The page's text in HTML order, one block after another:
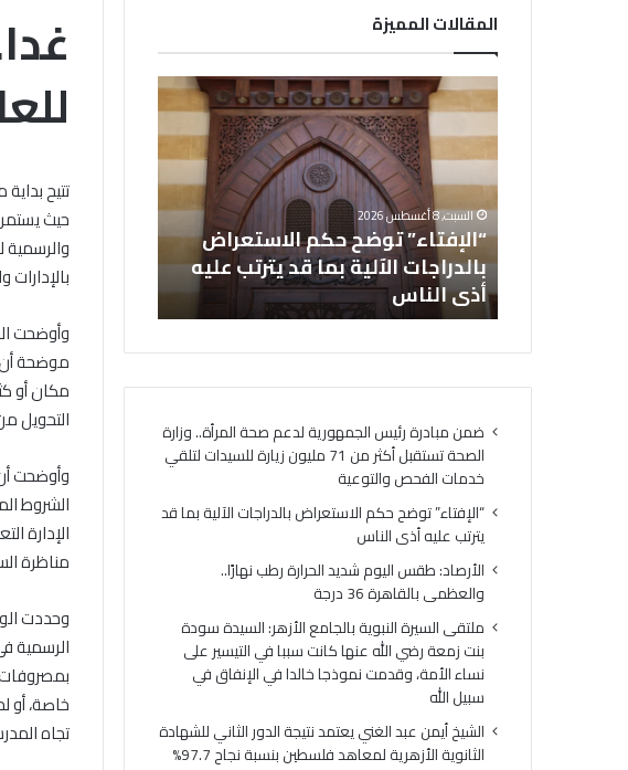
حيث
والرسمية
موضحة أن
مكان أو
التحويل
وأوضحت
الشروط
الإدارة
مناظرة
وحددت
الرسمية
خاصة، أو
تجاه
المقالات المميزة
“الإفتاء”
توضح
حكم
الاستعراض
بالدراجات
الآلية
بما
يترتب
عليه
أذى
السبت, 8 أغسطس 2026
“الإفتاء” توضح حكم الاستعراض
بالدراجات الآلية بما قد يترتب عليه
أذى الناس
الأرصاد:
طقس
اليوم
شديد
الحرارة
بالقاهرة
36
درجة
الأرصاد: طقس
ضمن مبادرة رئيس الجمهورية لدعم صحة المرأة.. وزارة
الصحة تستقبل أكثر من 71 مليون زيارة للسيدات لتلقي
خدمات الفحص والتوعية
“الإفتاء” توضح حكم الاستعراض بالدراجات الآلية بما قد
يترتب عليه أذى الناس
الأرصاد: طقس اليوم شديد الحرارة رطب نهارًا..
والعظمى بالقاهرة 36 درجة
ملتقى السيرة النبوية بالجامع الأزهر: السيدة سودة
بنت زمعة رضي الله عنها كانت سببا في التيسير على
نساء الأمة، وقدمت نموذجا خالدا في الإنفاق في
سبيل الله
الشيخ أيمن عبد الغني يعتمد نتيجة الدور الثاني للشهادة
الثانوية الأزهرية لمعاهد فلسطين بنسبة نجاح 97.7%